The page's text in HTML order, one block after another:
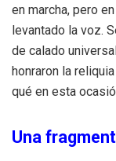
en marcha, pero
levantado la voz.
de calado
honraron la
qué en esta
Una